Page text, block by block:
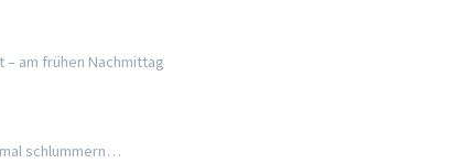
– am frühen Nachmittag
schlummern…